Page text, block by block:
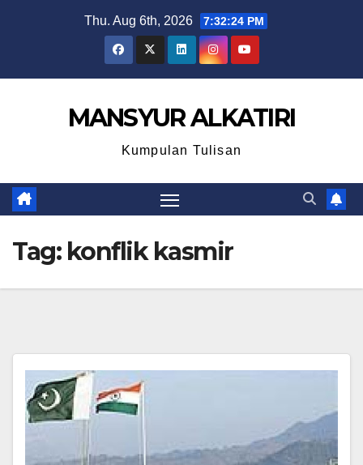
Thu. Aug 6th, 2026 7:32:24 PM
MANSYUR ALKATIRI
Kumpulan Tulisan
Tag: konflik kasmir